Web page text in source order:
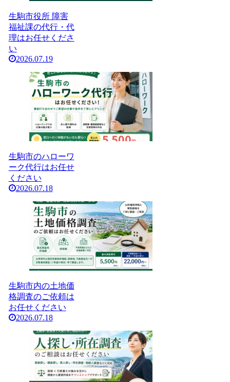
生駒市役所 障害
福祉課の代行・代
理はお任せくださ
い
2026.07.19
生駒市のハローワ
ーク代行はお任せ
ください
2026.07.18
生駒市内の土地価
格調査のご依頼は
お任せください
2026.07.18